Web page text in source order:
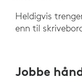
Heldigvis
enn til
Jobbe